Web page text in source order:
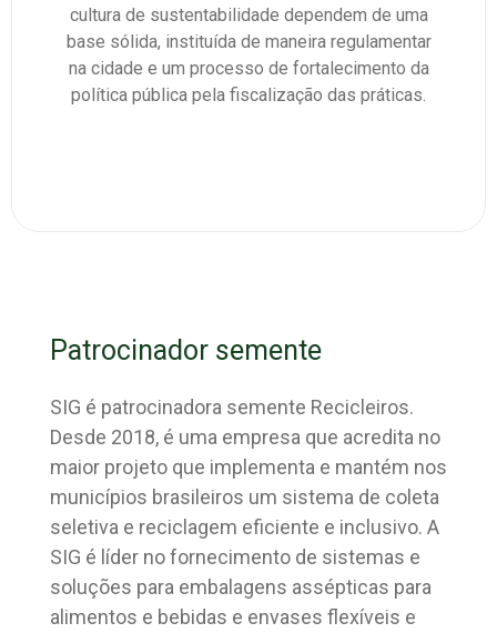
cultura de sustentabilidade dependem de uma
base sólida, instituída de maneira regulamentar
na cidade e um processo de fortalecimento da
política pública pela fiscalização das práticas.
Patrocinador semente
SIG é patrocinadora semente Recicleiros.
Desde 2018, é uma empresa que acredita no
maior projeto que implementa e mantém nos
municípios brasileiros um sistema de coleta
seletiva e reciclagem eficiente e inclusivo. A
SIG é líder no fornecimento de sistemas e
soluções para embalagens assépticas para
alimentos e bebidas e envases flexíveis e